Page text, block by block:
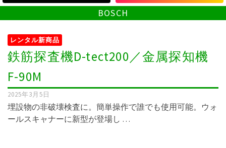
BOSCH
レンタル新商品
鉄筋探査機D-tect200／金属探知機
F-90M
2025年3月5日
埋設物の非破壊検査に。簡単操作で誰でも使用可能。ウォ
ールスキャナーに新型が登場し …